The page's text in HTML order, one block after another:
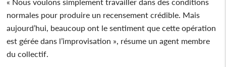
normales pour produire un recensement crédible. Mais
aujourd’hui, beaucoup ont le sentiment que cette opération
est gérée dans l’improvisation », résume un agent membre
du collectif.